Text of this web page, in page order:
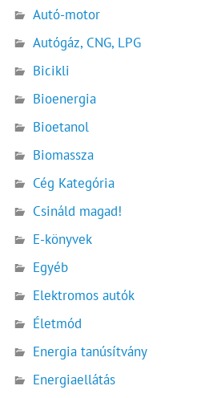
Autó-motor
Autógáz, CNG, LPG
Bicikli
Bioenergia
Bioetanol
Biomassza
Cég Kategória
Csináld magad!
E-könyvek
Egyéb
Elektromos autók
Életmód
Energia tanúsítvány
Energiaellátás